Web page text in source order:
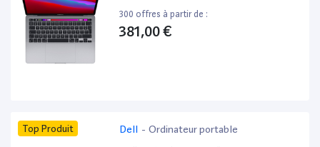
300 offres à partir de :
381,00 €
Top Produit Dell - Ordinateur portable